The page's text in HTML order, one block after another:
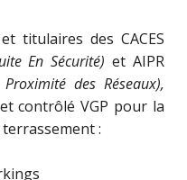
titulaires des CACES
En Sécurité) et AIPR
des Réseaux),
contrôlé VGP pour la
: